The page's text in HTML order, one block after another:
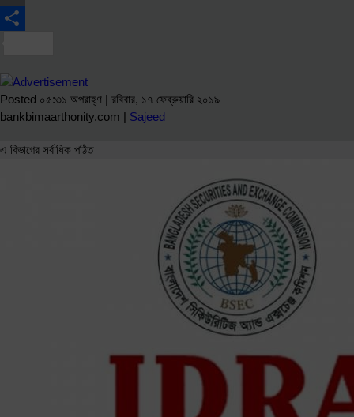
Email
Posted ০৫:৩১ অপরাহ্ণ | রবিবার, ১৭ ফেব্রুয়ারি ২০১৯
bankbimaarthonity.com | Sajeed
এ বিভাগের সর্বাধিক পঠিত